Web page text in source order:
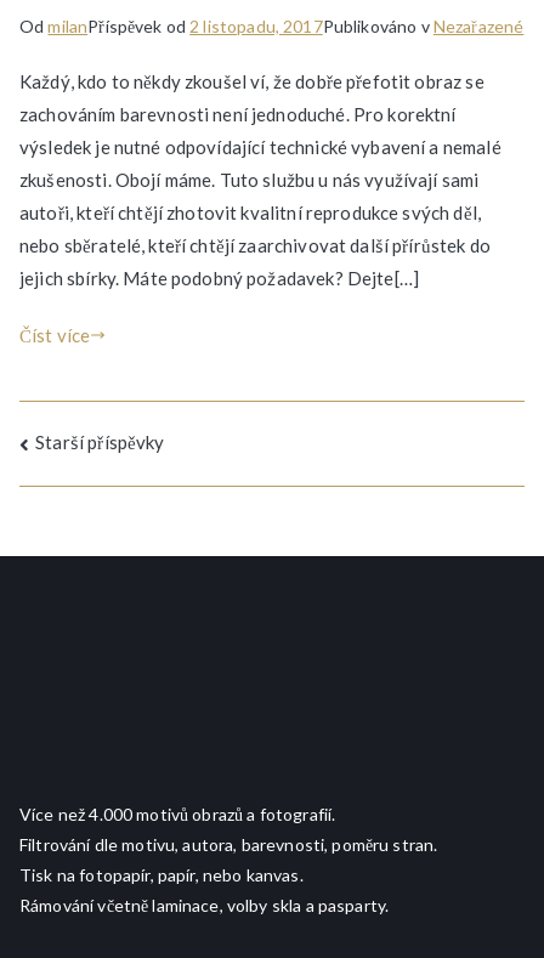
OdmilanPříspěvek od 2 listopadu, 2017Publikováno vNezařazené
Každý, kdo to někdy zkoušel ví, že dobře přefotit obraz se
zachováním barevnosti není jednoduché. Pro korektní
výsledek je nutné odpovídající technické vybavení a nemalé
zkušenosti. Obojí máme. Tuto službu u nás využívají sami
autoři, kteří chtějí zhotovit kvalitní reprodukce svých děl,
nebo sběratelé, kteří chtějí zaarchivovat další přírůstek do
jejich sbírky. Máte podobný požadavek? Dejte[…]
Číst více
Navigace
pro
příspěvky
Starší příspěvky
Více než 4.000 motivů obrazů a fotografií.
Filtrování dle motivu, autora, barevnosti, poměru stran.
Tisk na fotopapír, papír, nebo kanvas.
Rámování včetně laminace, volby skla a pasparty.